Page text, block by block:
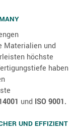
Materialien und
höchste
haben
und ISO 9001.
UND EFFIZIENT